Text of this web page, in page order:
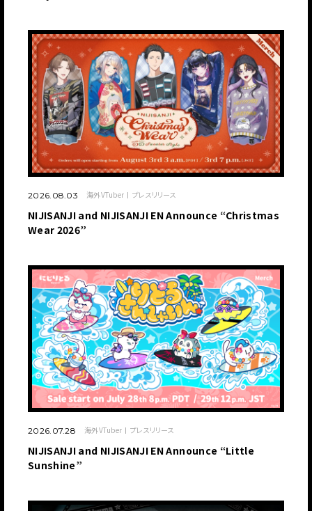
2026.08.03 海外VTuber プレスリリース
NIJISANJI and NIJISANJI EN Announce “Christmas
Wear 2026”
2026.07.28 海外VTuber プレスリリース
NIJISANJI and NIJISANJI EN Announce “Little
Sunshine”